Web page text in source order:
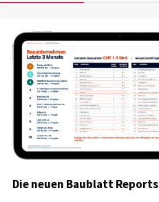
Die neuen Baublatt Reports